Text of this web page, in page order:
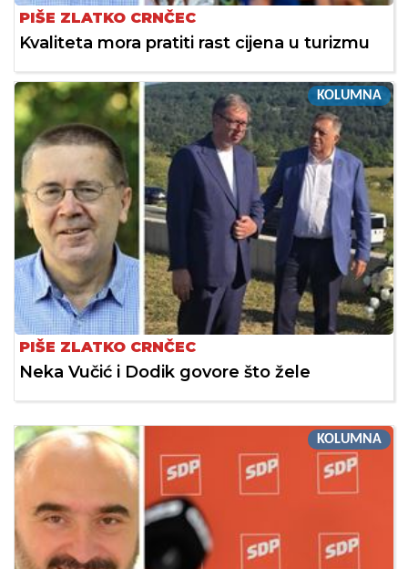
PIŠE ZLATKO CRNČEC
Kvaliteta mora pratiti rast cijena u turizmu
KOLUMNA
PIŠE ZLATKO CRNČEC
Neka Vučić i Dodik govore što žele
KOLUMNA